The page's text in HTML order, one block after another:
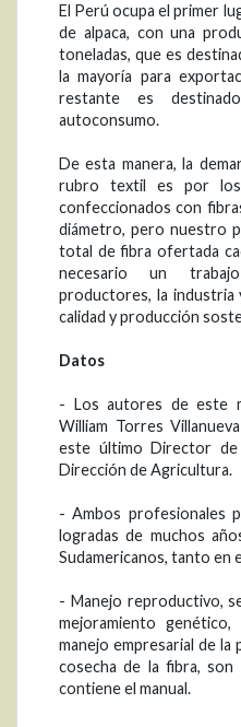
El Perú ocupa el primer
de alpaca, con una
toneladas, que es
la mayoría para
restante es
autoconsumo.
De esta manera, la
rubro textil es por los
confeccionados con
diámetro, pero nuestro
total de fibra ofertada
necesario un
productores, la industria
calidad y producción
Datos
- Los autores de este
William Torres
este último Director
Dirección de Agricultura.
- Ambos profesionales
logradas de muchos
Sudamericanos, tanto en
- Manejo reproductivo,
mejoramiento genético,
manejo empresarial de
cosecha de la fibra,
contiene el manual.